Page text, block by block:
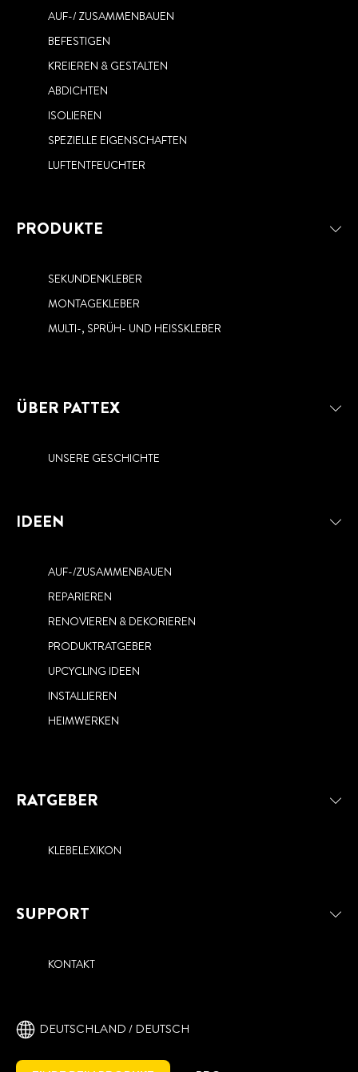
AUF-/ ZUSAMMENBAUEN
BEFESTIGEN
KREIEREN & GESTALTEN
ABDICHTEN
ISOLIEREN
SPEZIELLE EIGENSCHAFTEN
LUFTENTFEUCHTER
PRODUKTE
SEKUNDENKLEBER
MONTAGEKLEBER
MULTI-, SPRÜH- UND HEISSKLEBER
ÜBER PATTEX
UNSERE GESCHICHTE
IDEEN
AUF-/ZUSAMMENBAUEN
REPARIEREN
RENOVIEREN & DEKORIEREN
PRODUKTRATGEBER
UPCYCLING IDEEN
INSTALLIEREN
HEIMWERKEN
RATGEBER
KLEBELEXIKON
SUPPORT
KONTAKT
DEUTSCHLAND / DEUTSCH